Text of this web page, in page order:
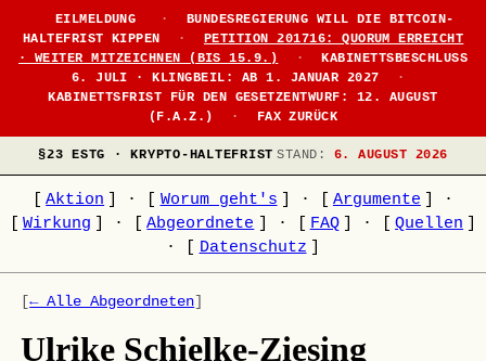
EILMELDUNG ·
BUNDESREGIERUNG WILL DIE BITCOIN-
HALTEFRIST KIPPEN
·
PETITION 201716: QUORUM ERREICHT
· WEITER MITZEICHNEN (BIS 15.9.)
·
KABINETTSBESCHLUSS
6. JULI · KLINGBEIL: AB 1. JANUAR 2027
·
KABINETTSFRIST FÜR DEN GESETZENTWURF: 12. AUGUST
(F.A.Z.)
· FAX ZURÜCK
§23 ESTG · KRYPTO-HALTEFRIST STAND: 6. AUGUST 2026
Aktion · Worum geht's · Argumente
·
Wirkung · Abgeordnete · FAQ · Quellen
·
Datenschutz
[← Alle Abgeordneten]
Ulrike Schielke-Ziesing